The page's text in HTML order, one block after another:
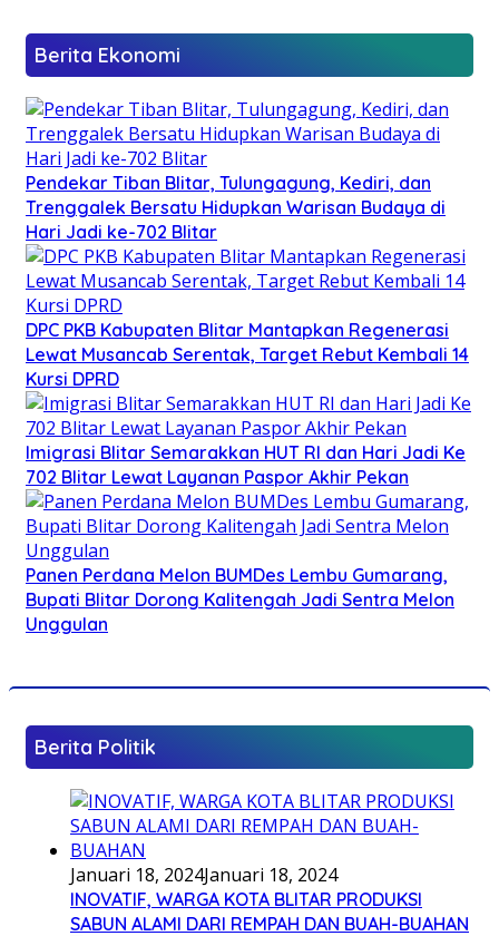
Berita Ekonomi
Pendekar Tiban Blitar, Tulungagung, Kediri, dan
Trenggalek Bersatu Hidupkan Warisan Budaya di
Hari Jadi ke-702 Blitar
DPC PKB Kabupaten Blitar Mantapkan Regenerasi
Lewat Musancab Serentak, Target Rebut Kembali 14
Kursi DPRD
Imigrasi Blitar Semarakkan HUT RI dan Hari Jadi Ke
702 Blitar Lewat Layanan Paspor Akhir Pekan
Panen Perdana Melon BUMDes Lembu Gumarang,
Bupati Blitar Dorong Kalitengah Jadi Sentra Melon
Unggulan
Berita Politik
Januari 18, 2024Januari 18, 2024
INOVATIF, WARGA KOTA BLITAR PRODUKSI
SABUN ALAMI DARI REMPAH DAN BUAH-BUAHAN